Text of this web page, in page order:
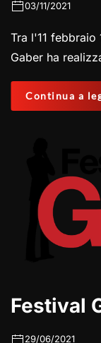
03/11/2021
Tra l'11 febbraio
Gaber ha
Continua a
Festival
29/06/2021